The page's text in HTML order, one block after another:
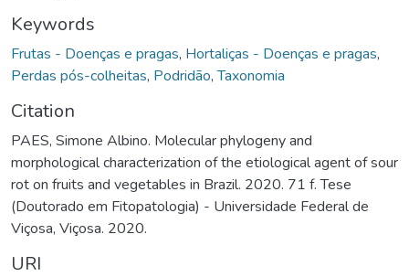
Keywords
Frutas - Doenças e pragas, Hortaliças - Doenças e pragas,
Perdas pós-colheitas, Podridão,Taxonomia
Citation
PAES, Simone Albino. Molecular phylogeny and
morphological characterization of the etiological agent of sour
rot on fruits and vegetables in Brazil. 2020. 71 f. Tese
(Doutorado em Fitopatologia) - Universidade Federal de
Viçosa, Viçosa. 2020.
URI